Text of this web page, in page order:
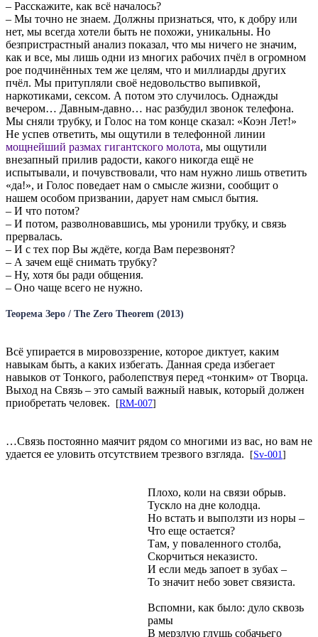
– Расскажите, как всё началось?
– Мы точно не знаем. Должны признаться, что, к добру или
нет, мы всегда хотели быть не похожи, уникальны. Но
безпристрастный анализ показал, что мы ничего не значим,
как и все, мы лишь одни из многих рабочих пчёл в огромном
рое подчинённых тем же целям, что и миллиарды других
пчёл. Мы притупляли своё недовольство выпивкой,
наркотиками, сексом. А потом это случилось. Однажды
вечером… Давным-давно… нас разбудил звонок телефона.
Мы сняли трубку, и Голос на том конце сказал: «Коэн Лет!»
Не успев ответить, мы ощутили в телефонной линии
мощнейший размах гигантского молота, мы ощутили
внезапный прилив радости, какого никогда ещё не
испытывали, и почувствовали, что нам нужно лишь ответить
«да!», и Голос поведает нам о смысле жизни, сообщит о
нашем особом призвании, дарует нам смысл бытия.
– И что потом?
– И потом, разволновавшись, мы уронили трубку, и связь
прервалась.
– И с тех пор Вы ждёте, когда Вам перезвонят?
– А зачем ещё снимать трубку?
– Ну, хотя бы ради общения.
– Оно чаще всего не нужно.
Теорема Зеро / The Zero Theorem (2013)
Всё упирается в мировоззрение, которое диктует, каким
навыкам быть, а каких избегать. Данная среда избегает
навыков от Тонкого, раболепствуя перед «тонким» от Творца.
Выход на Связь – это самый важный навык, который должен
приобретать человек.
[RM-007]
…Связь постоянно маячит рядом со многими из вас, но вам не
удается ее уловить отсутствием трезвого взгляда.
[Sv-001 ]
Плохо, коли на связи обрыв.
Тускло на дне колодца.
Но встать и выползти из норы –
Что еще остается?
Там, у поваленного столба,
Скорчиться неказисто.
И если медь запоет в зубах –
То значит небо зовет связиста.
Вспомни, как было: дуло сквозь
рамы
В мерзлую глушь собачьего